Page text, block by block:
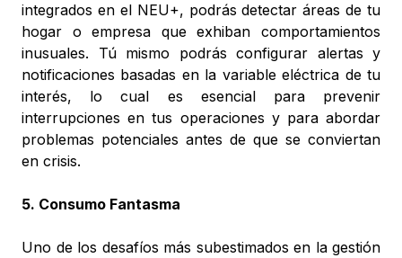
integrados en el NEU+, podrás detectar áreas de tu
hogar o empresa que exhiban comportamientos
inusuales. Tú mismo podrás configurar alertas y
notificaciones basadas en la variable eléctrica de tu
interés, lo cual es esencial para prevenir
interrupciones en tus operaciones y para abordar
problemas potenciales antes de que se conviertan
en crisis.
5. Consumo Fantasma
Uno de los desafíos más subestimados en la gestión